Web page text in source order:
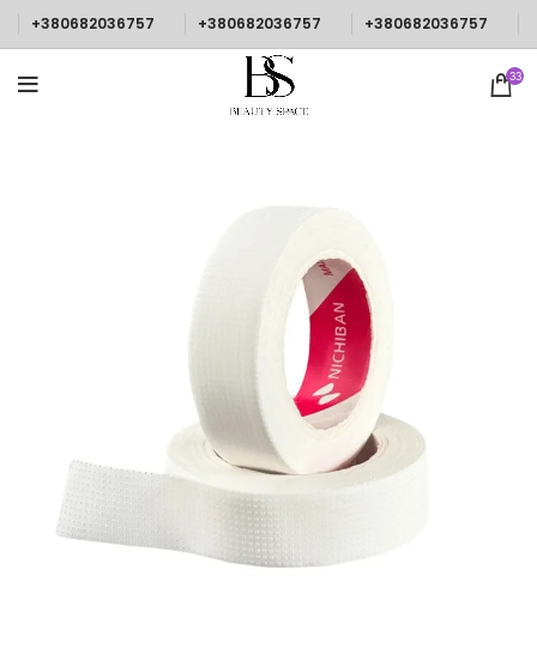
+380682036757 +380682036757 +380682036757
33